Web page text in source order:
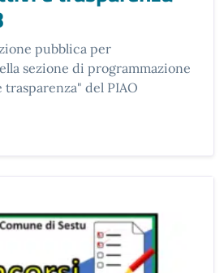
pubblica per
sezione di programmazione
del PIAO